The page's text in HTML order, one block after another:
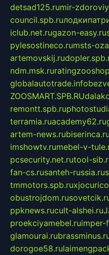
detsad125.rumir-
council.spb.ru
iclub.net.rugazon-easy.ru
pylesostineco.rumsts-
artemovskij.ru
ndm.msk.ru
globalautotrade.info
ZOOSMART.SPB.RU
remontt.spb.ru
terramia.ruacademy62.ru
artem-news.rubiserinca.ru
imshowtv.rumebel-v-
pcsecurity.net.rutool-
fan-cs.rusanteh-russia.ru
tmmotors.spb.ru
obustrojdom.ru
ppknews.rucult-alshei.ru
proekciyamebel.ruimper-
glamourai.ru
dorogoe58.ru